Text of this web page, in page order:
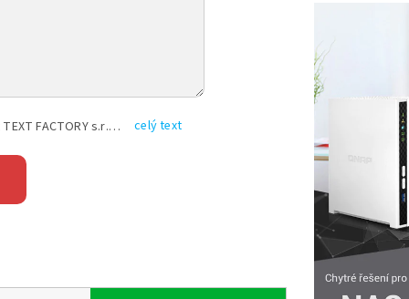
Vyplněním shora uvedených údajů beru na vědomí, že společnost TEXT FACTORY s.r.o., sídlem Brno, Durďákova 336/29, Černá Pole, PSČ: 613 00, IČ: 06157831, zapsané u Krajského soudu v Brně, oddíl C, vložka 100399, bude zpracovávat mé osobní údaje uvedené v rámci mnou vyplněného registračního formuláře na základě oprávněných zájmů TEXT FACTORY s.r.o. dle čl. 6 odst. 1 písm. f) GDPR a pro splnění právních povinností (čl. 6 odst. 1 písm. c) GDPR), a to pro tyto účely: nezbytnost zajistit oprávnění návštěvníka webových stránek provozovaných společností TEXT FACTORY s.r.o. přispívat aktivně ke zveřejněným článkům nebo v rámci diskusních fór a výkon práv TEXT FACTORY s.r.o. jako administrátora těchto diskusních fór. Více informací o zpracování osobních údajů a právech lze nalézt v celý text